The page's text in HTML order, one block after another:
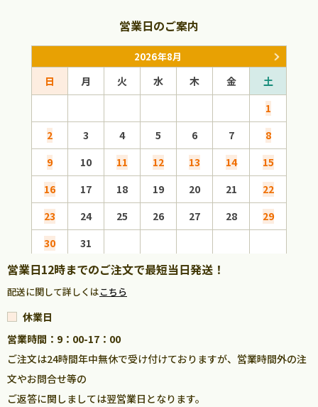
営業日のご案内
2026年8月
日 月 火 水 木 金
土
1
2
3 4 5 6 7
8
9
10 11 12 13 14
15
16
17 18 19 20 21
22
23
24 25 26 27 28
29
30
31
営業日12時までのご注文で最短当日発送！
配送に関して詳しくはこちら
休業日
営業時間：9：00-17：00
ご注文は24時間年中無休で受け付けておりますが、営業時間外の注
文やお問合せ等の
ご返答に関しましては翌営業日となります。